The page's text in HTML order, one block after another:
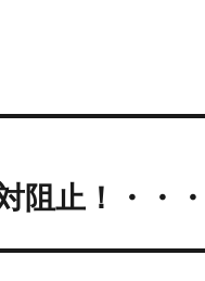
阻止！・・